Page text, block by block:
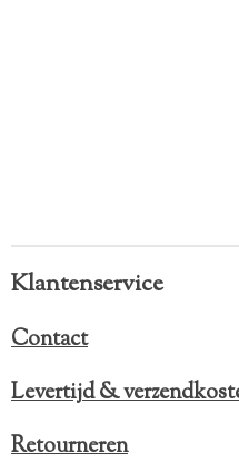
Klantenservice
Contact
Levertijd &
Retourneren